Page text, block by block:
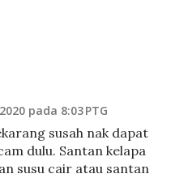
pada 8:03 PTG
susah nak dapat
dulu. Santan kelapa
susu cair atau santan